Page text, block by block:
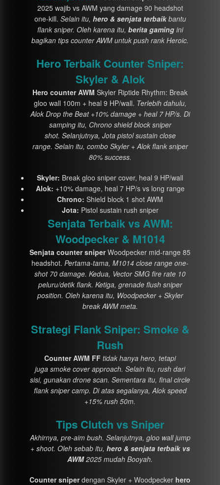
2025 wajib vs AWM yang damage 90 headshot
one-kill. Selain itu, hero & senjata terbaikbantu
flank sniper. Oleh karena itu, berita gamingini
bagikan tips counter AWM untuk push rank Heroic.
Hero Terbaik Counter Sniper:
Skyler & Alok
Hero counter AWM Skyler Riptide Rhythm: Break
gloo wall 100m + heal 9 HP/wall. Terlebih dahulu,
Alok Drop the Beat +10% damage + heal 7 HP/s. Di
samping itu, Chrono shield block sniper
shot. Selanjutnya, Jota pistol sustain close
range. Selain itu, combo Skyler + Alok flank sniper
80% success.
Skyler: Break gloo sniper cover, heal 9 HP/wall
Alok: +10% damage, heal 7 HP/s vs long range
Chrono: Shield block 1 shot AWM
Jota: Pistol sustain rush sniper
Senjata Terbaik vs AWM:
Woodpecker & M1014
Senjata counter sniperWoodpecker mid-range 85
headshot. Pertama-tama, M1014 close range one-
shot 70 damage. Kedua, Vector SMG fire rate 10
peluru/detik flank. Ketiga, grenade flush sniper
position. Oleh karena itu, Woodpecker + Skyler
break AWM meta.
Strategi Flank Sniper: Smoke &
Rush
Counter AWM FF tidak hanya hero, tetapi
juga smoke cover approach. Selain itu, rush dari
sisi, gunakan drone scan. Sementara itu, final circle
flank sniper camp. Di atas segalanya, Alok speed
+15% rush 50m.
Tips Clutch vs Sniper
Akhirnya, pre-aim bush. Selanjutnya, gloo wall jump
+ shoot. Oleh sebab itu, hero & senjata terbaik vs
AWM2025 mudah Booyah.
Counter sniperdengan Skyler + Woodpecker hero